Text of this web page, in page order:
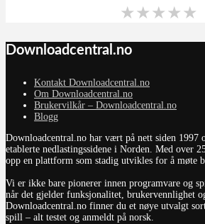
★★★★★
Downloadcentral.no
Kontakt Downloadcentral.no
Om Downloadcentral.no
Brukervilkår – Downloadcentral.no
Blogg
Downloadcentral.no har vært på nett siden 1997
etablerte nedlastingssidene i Norden. Med over
opp en plattform som stadig utvikles for å møte
Vi er ikke bare pionerer innen programvare og
når det gjelder funksjonalitet, brukervennlighet
Downloadcentral.no finner du et nøye utvalgt
spill – alt testet og anmeldt på norsk.